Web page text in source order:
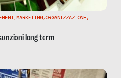
,MARKETING,ORGANIZZAZIONE,
long term